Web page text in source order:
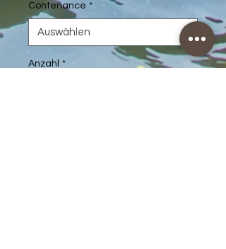
Contenance *
Anzahl *